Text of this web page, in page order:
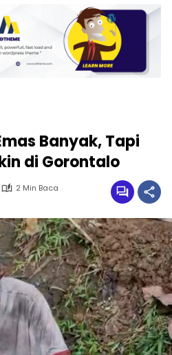
Banyak, Tapi
di Gorontalo
2 Min Baca